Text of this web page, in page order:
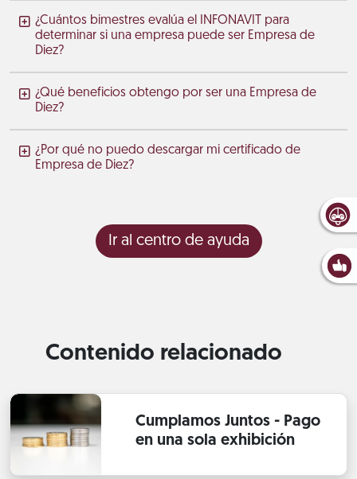
¿Cuántos bimestres evalúa el INFONAVIT para
determinar si una empresa puede ser Empresa de
Diez?
¿Qué beneficios obtengo por ser una Empresa de
Diez?
¿Por qué no puedo descargar mi certificado de
Empresa de Diez?
Ir al centro de ayuda
Contenido relacionado
Cumplamos Juntos - Pago
en una sola exhibición